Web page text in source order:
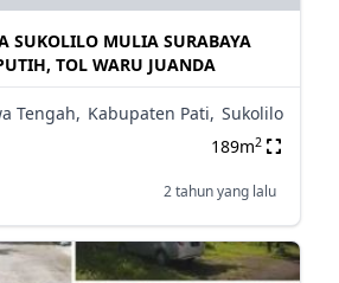
SUKOLILO MULIA SURABAYA
TOL WARU JUANDA
Tengah, Kabupaten Pati, Sukolilo
189m2
2 tahun yang lalu